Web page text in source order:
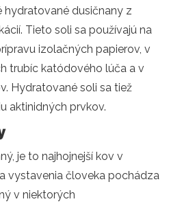
hydratované dusičnany z
Tieto soli sa používajú na
izolačných papierov, v
trubíc katódového lúča a v
Hydratované soli sa tiež
aktinidných prvkov.
je to najhojnejší kov v
vystavenia človeka pochádza
v niektorých